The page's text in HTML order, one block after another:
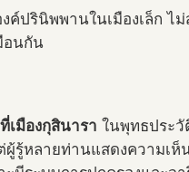
ค์ปรินิพพานในเมืองเล็ก ไ
อนกัน
เมืองกุสินารา ในพุทธประวั
รู้หลายท่านแสดงความเห็